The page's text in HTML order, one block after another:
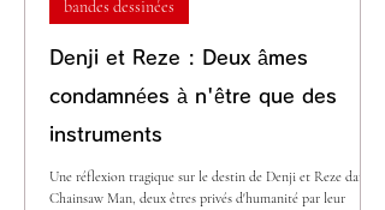
Denji et Reze : Deux âmes
condamnées à n'être que des
instruments
Une réflexion tragique sur le destin de Denji et Reze dans
Chainsaw Man, deux êtres privés d'humanité par leur
bandes dessinées